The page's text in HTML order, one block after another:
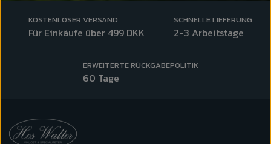
KOSTENLOSER VERSAND
Für Einkäufe über 499 DKK
SCHNELLE LIEFERUNG
2-3 Arbeitstage
ERWEITERTE RÜCKGABEPOLITIK
60 Tage